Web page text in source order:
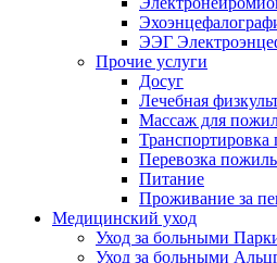
ЭЭГ
Прочие услуги
Досуг
Лечебная
Массаж для
Перевозка
Питание
Проживание за
Медицинский уход
Уход за больными
Уход за больными